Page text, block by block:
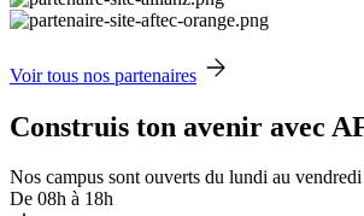
Voir tous nos partenaires
Construis ton avenir avec
Nos campus sont ouverts du lundi au vendredi
De 08h à 18h